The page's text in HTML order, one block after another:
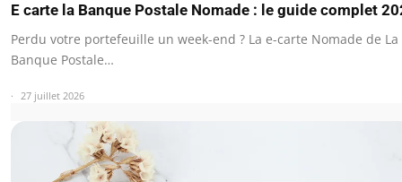
E carte la Banque Postale Nomade : le guide complet
Perdu votre portefeuille un week-end ? La e-carte Nomade de La
Banque Postale…
27 juillet 2026